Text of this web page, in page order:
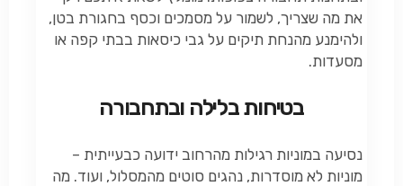
את מה שצריך, לשמור על מסמכים וכסף בחגורת בטן,
ולהימנע מהנחת תיקים על גבי כיסאות בבתי קפה או
מסעדות.
בטיחות בלילה ובתחבורה
נסיעה במוניות רגילות מהרחוב ידועה כבעייתית –
מוניות לא מוסדרות, נהגים סוטים מהמסלול, ועוד. מה